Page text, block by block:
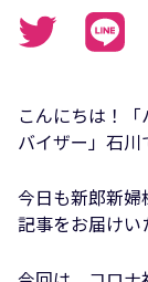
こんにちは！
バイザー」石
今日も新郎新
記事をお届けい